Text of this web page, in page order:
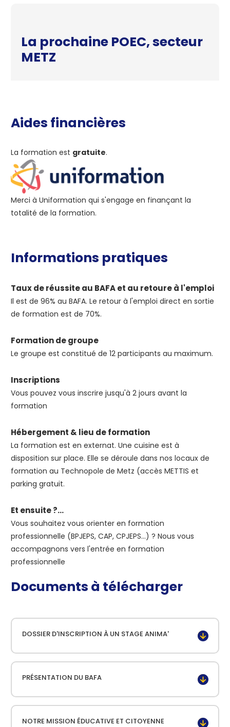
Aides financières
La formation est gratuite.
Merci à Uniformation qui s'engage en finançant la
totalité de la formation.
Informations pratiques
Taux de réussite au BAFA et au retoure à l'emploi
Il est de 96% au BAFA. Le retour à l'emploi direct en sortie
de formation est de 70%.
Formation de groupe
Le groupe est constitué de 12 participants au maximum.
Inscriptions
Vous pouvez vous inscrire jusqu'à 2 jours avant la
formation
Hébergement & lieu de formation
La formation est en externat. Une cuisine est à
disposition sur place. Elle se déroule dans nos locaux de
formation au Technopole de Metz (accès METTIS et
parking gratuit.
Et ensuite ?...
Vous souhaitez vous orienter en formation
professionnelle (BPJEPS, CAP, CPJEPS...) ? Nous vous
accompagnons vers l'entrée en formation
professionnelle
Documents à télécharger
DOSSIER D'INSCRIPTION À UN STAGE ANIMA'
PRÉSENTATION DU BAFA
NOTRE MISSION ÉDUCATIVE ET CITOYENNE